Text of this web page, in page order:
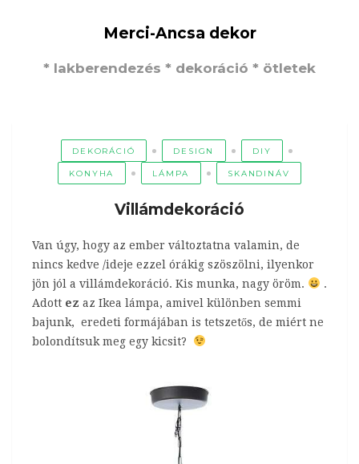
Merci-Ancsa dekor
* lakberendezés * dekoráció * ötletek
DEKORÁCIÓ DESIGN DIY
KONYHA LÁMPA SKANDINÁV
Villámdekoráció
Van úgy, hogy az ember változtatna valamin, de
nincs kedve /ideje ezzel órákig szöszölni, ilyenkor
jön jól a villámdekoráció. Kis munka, nagy öröm.
.
Adott ez az Ikea lámpa, amivel különben semmi
bajunk, eredeti formájában is tetszetős, de miért ne
bolondítsuk meg egy kicsit?